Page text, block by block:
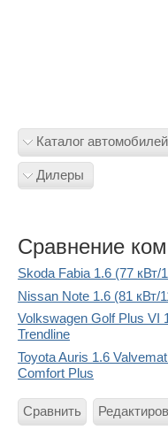
Каталог автомобилей
Дилеры
Сравнение
Skoda Fabia 1.6 (77
Nissan Note 1.6 (81
Volkswagen Golf Plus VI
Trendline
Toyota Auris 1.6
Comfort Plus
Сравнить